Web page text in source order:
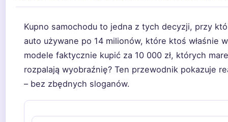
Kupno samochodu to jedna z tych decyzji, przy
auto używane po 14 milionów, które ktoś właśnie
modele faktycznie kupić za 10 000 zł, których
rozpalają wyobraźnię? Ten przewodnik pokazuje
– bez zbędnych sloganów.